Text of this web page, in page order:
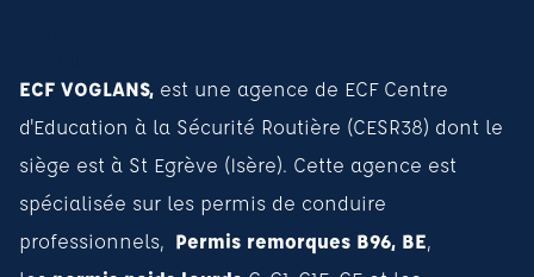
ECF VOGLANS, est une agence de ECF Centre
d'Education à la Sécurité Routière (CESR38) dont le
siège est à St Egrève (Isère). Cette agence est
spécialisée sur les permis de conduire
professionnels, Permis remorques B96, BE,